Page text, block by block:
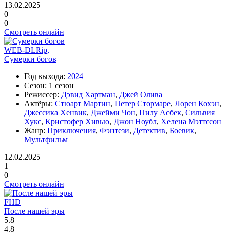
13.02.2025
0
0
Смотреть онлайн
WEB-DLRip,
Сумерки богов
Год выхода: 2024
Сезон: 1 сезон
Режиссер: Дэвид Хартман, Джей Олива
Актёры: Стюарт Мартин, Петер Стормаре, Лорен Кохэн,
Джессика Хенвик, Джейми Чон, Пилу Асбек, Сильвия
Хукс, Кристофер Хивью, Джон Ноубл, Хелена Мэттссон
Жанр: Приключения, Фэнтези, Детектив, Боевик,
Мультфильм
12.02.2025
1
0
Смотреть онлайн
FHD
После нашей эры
5.8
4.8